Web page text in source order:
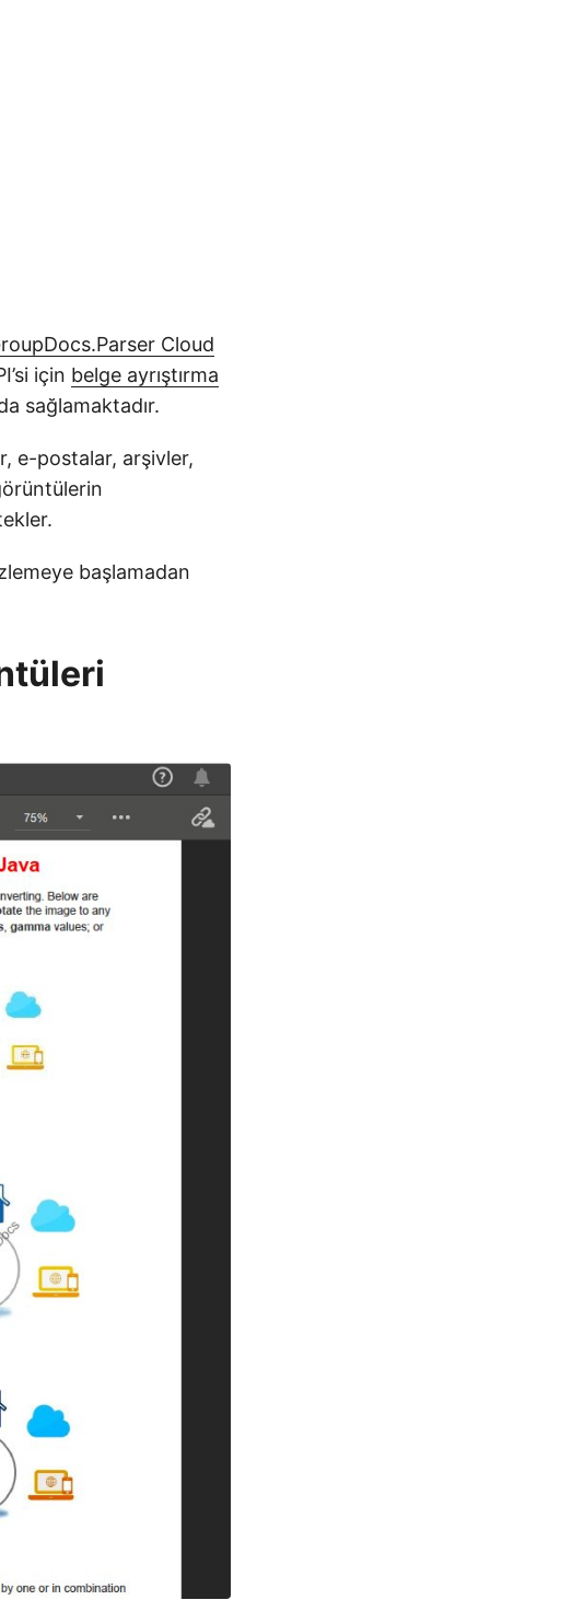
Cloud
için belge ayrıştırma
sağlamaktadır.
e-postalar, arşivler,
başlamadan